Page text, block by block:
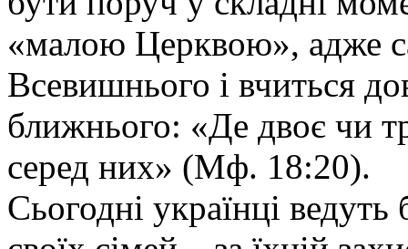
«малою Церквою», адже
Всевишнього і вчиться
ближнього: «Де двоє чи
серед них» (Мф. 18:20).
Сьогодні українці